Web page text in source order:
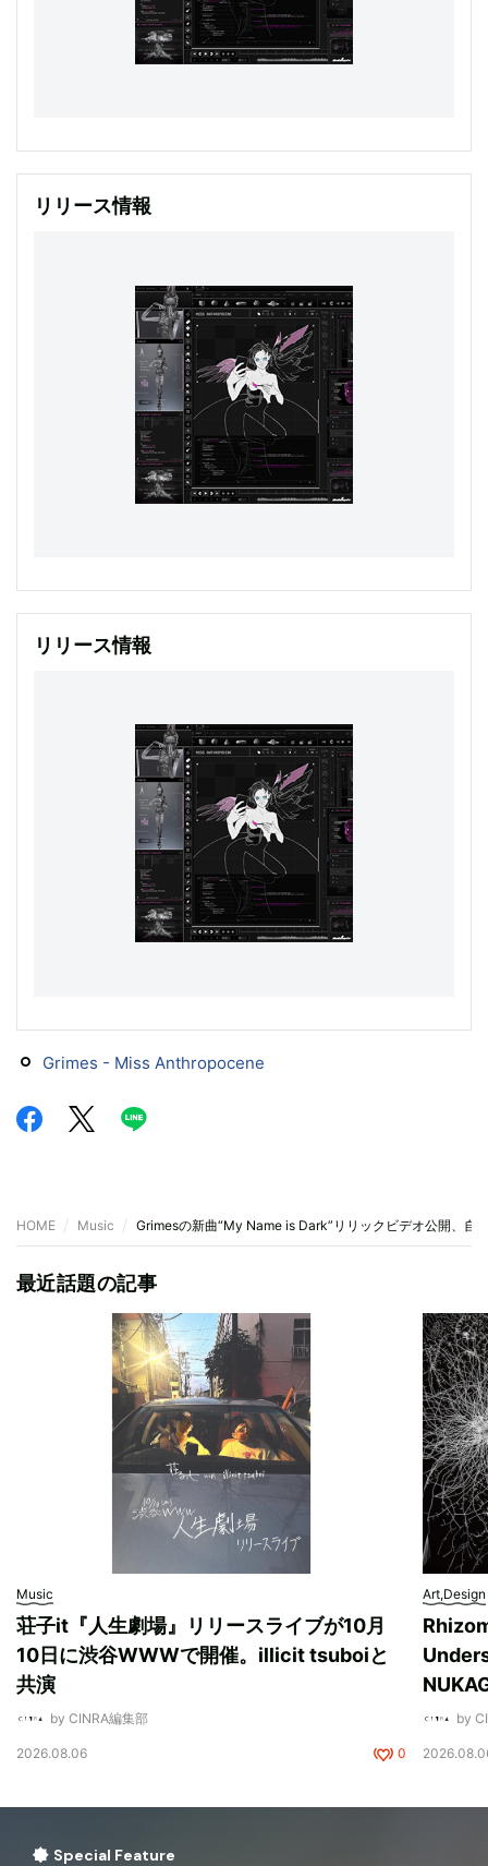
リリース情報
リリース情報
Grimes - Miss Anthropocene
HOME Music Grimesの新曲“My Name is Dark”リリックビデオ公開、自
最近話題の記事
Music
荘子it『人生劇場』リリースライブが10月
10日に渋谷WWWで開催。illicit tsuboiと
共演
by CINRA編集部
2026.08.06 0
Art,Design
by
Special Feature